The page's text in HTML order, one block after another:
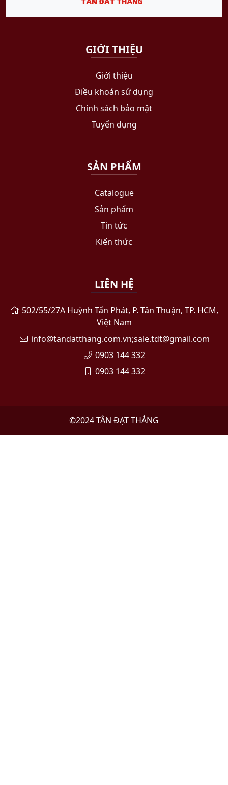
GIỚI THIỆU
Giới thiệu
Điều khoản sử dụng
Chính sách bảo mật
Tuyển dụng
SẢN PHẨM
Catalogue
Sản phẩm
Tin tức
Kiến thức
LIÊN HỆ
502/55/27A Huỳnh Tấn Phát, P. Tân Thuận, TP. HCM,
Việt Nam
info@tandatthang.com.vn;sale.tdt@gmail.com
0903 144 332
0903 144 332
©2024TÂN ĐẠT THẮNG